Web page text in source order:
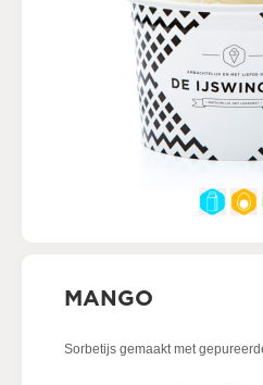
MANGO
Sorbetijs gemaakt met